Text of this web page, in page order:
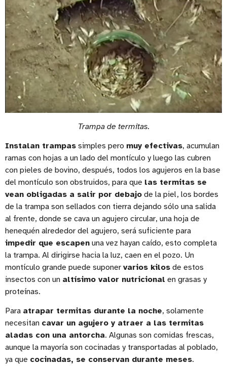
Trampa de termitas.
Instalan trampas simples pero muy efectivas, acumulan
ramas con hojas a un lado del montículo y luego las cubren
con pieles de bovino, después, todos los agujeros en la base
del montículo son obstruidos, para que las termitas se
vean obligadas a salir por debajo de la piel, los bordes
de la trampa son sellados con tierra dejando sólo una salida
al frente, donde se cava un agujero circular, una hoja de
henequén alrededor del agujero, será suficiente para
impedir que escapen una vez hayan caído, esto completa
la trampa. Al dirigirse hacia la luz, caen en el pozo. Un
montículo grande puede suponer varios kilos de estos
insectos con un altísimo valor nutricional en grasas y
proteínas.
Para atrapar termitas durante la noche, solamente
necesitan cavar un agujero y atraer a las termitas
aladas con una antorcha. Algunas son comidas frescas,
aunque la mayoría son cocinadas y transportadas al poblado,
ya que cocinadas, se conservan durante meses.